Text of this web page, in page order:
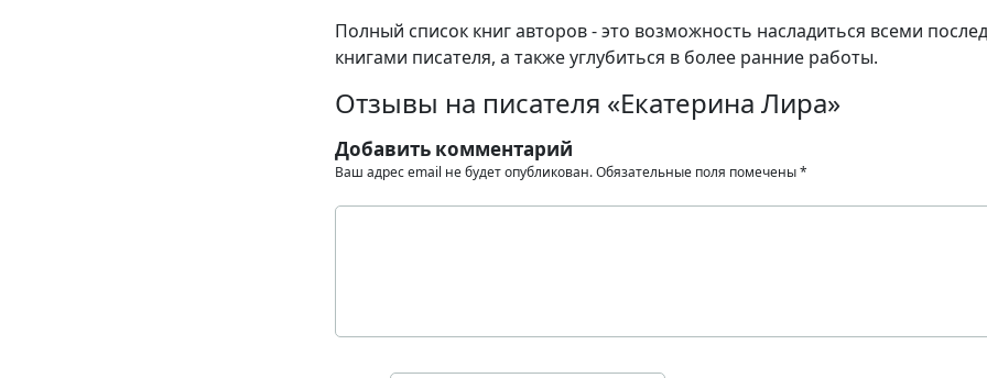
Полный список книг авторов - это возможность насладиться всеми
книгами писателя, а также углубиться в более ранние работы.
Отзывы на писателя «Екатерина Лира»
Добавить комментарий
Ваш адрес email не будет опубликован.Обязательные поля помечены*